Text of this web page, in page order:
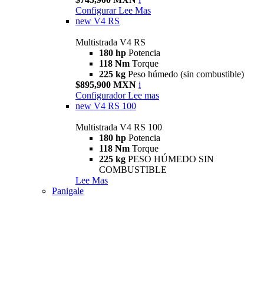
Configurar Lee Mas
new V4 RS
Multistrada V4 RS
180 hp Potencia
118 Nm Torque
225 kg Peso húmedo (sin combustible)
$895,900 MXN i
Configurador Lee mas
new V4 RS 100
Multistrada V4 RS 100
180 hp Potencia
118 Nm Torque
225 kg PESO HÚMEDO SIN
COMBUSTIBLE
Lee Mas
Panigale